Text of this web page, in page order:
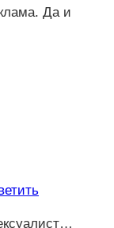
Да и